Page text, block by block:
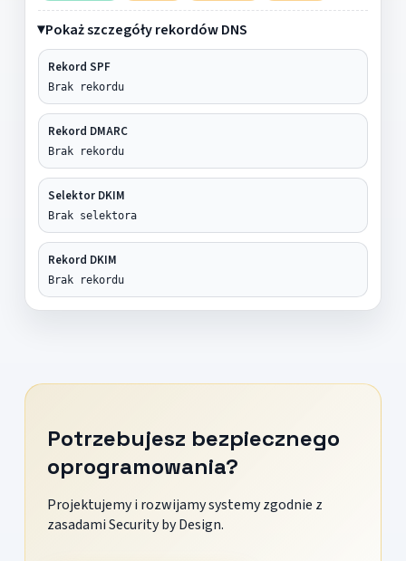
Pokaż szczegóły rekordów DNS
Rekord SPF
Brak rekordu
Rekord DMARC
Brak rekordu
Selektor DKIM
Brak selektora
Rekord DKIM
Brak rekordu
Potrzebujesz bezpiecznego
oprogramowania?
Projektujemy i rozwijamy systemy zgodnie z
zasadami Security by Design.